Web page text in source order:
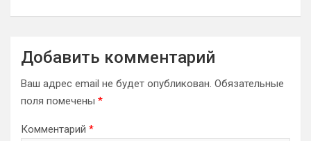
Добавить комментарий
Ваш адрес email не будет опубликован. Обязательные
поля помечены *
Комментарий *